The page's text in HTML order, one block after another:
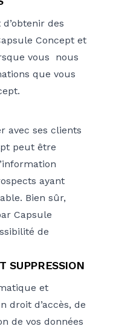
des
Concept et
vous nous
que vous
avec ses clients
peut être
ayant
Bien sûr,
Capsule
de
SUPPRESSION
et
droit d’accès, de
de vos données